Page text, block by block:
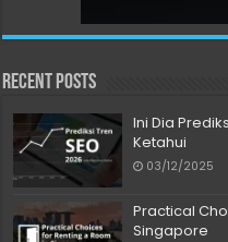
Recent Posts
Ini Dia
Ketahui
03/12/2025
Practical
Singapore